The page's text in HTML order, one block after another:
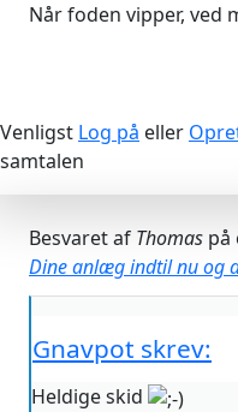
Når foden vipper, ved
Venligst Log på eller
samtalen
Besvaret af Thomas på
Dine anlæg indtil nu og
Gnavpot skrev:
Heldige skid